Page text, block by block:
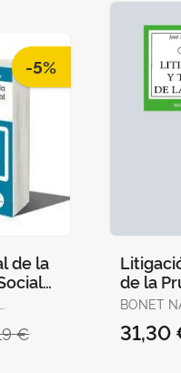
-5%
de la
€
de la
BONET
31,30